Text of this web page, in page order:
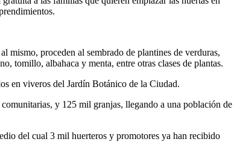
mismo, proceden al sembrado de plantines de verduras,
tomillo, albahaca y menta, entre otras clases de plantas.
en viveros del Jardín Botánico de la Ciudad.
y 125 mil granjas, llegando a una población de
del cual 3 mil huerteros y promotores ya han recibido